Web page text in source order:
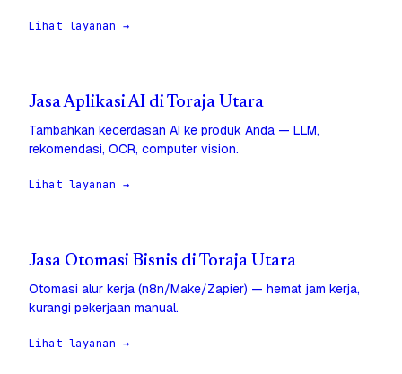
Lihat layanan →
Jasa Aplikasi AI di Toraja Utara
Tambahkan kecerdasan AI ke produk Anda — LLM,
rekomendasi, OCR, computer vision.
Lihat layanan →
Jasa Otomasi Bisnis di Toraja Utara
Otomasi alur kerja (n8n/Make/Zapier) — hemat jam kerja,
kurangi pekerjaan manual.
Lihat layanan →